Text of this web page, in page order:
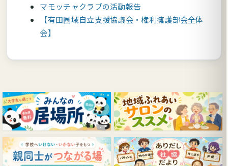
マモッチャクラブの活動報告
【有田圏域自立支援協議会・権利擁護部会全体
会】